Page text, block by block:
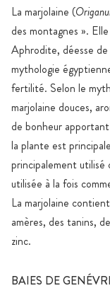
La marjolaine (
des montagnes ».
Aphrodite, déesse
mythologie
fertilité. Selon le
marjolaine douces,
de bonheur
la plante est
principalement
utilisée à la fois
La marjolaine
amères, des tanins,
zinc.
BAIES DE